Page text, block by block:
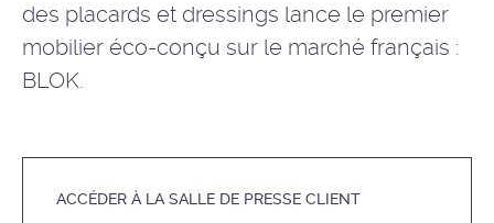
des placards et dressings lance le premier
mobilier éco-conçu sur le marché français :
BLOK.
ACCÉDER À LA SALLE DE PRESSE CLIENT